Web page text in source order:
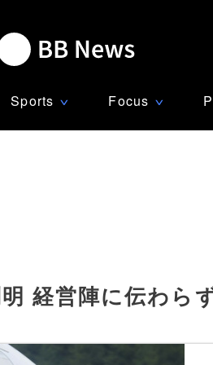
Sports ∨ Focus ∨
経営陣に伝わら